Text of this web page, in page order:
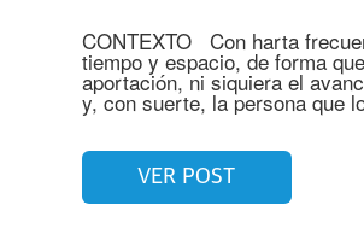
CONTEXTO Con harta
tiempo y espacio, de forma
aportación, ni siquiera el
y, con suerte, la persona que
VER POST